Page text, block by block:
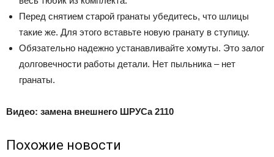
Перед снятием старой гранаты убедитесь, что шлицы
такие же. Для этого вставьте новую гранату в ступицу.
Обязательно надежно устанавливайте хомуты. Это залог
долговечности работы детали. Нет пыльника – нет
гранаты.
Видео: замена внешнего ШРУСа 2110
Похожие новости